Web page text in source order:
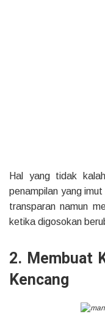
Hal yang tidak
penampilan yang
transparan namun
ketika digosokan
2. Membuat
Kencang